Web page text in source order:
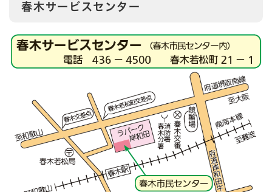
春木サービスセンター